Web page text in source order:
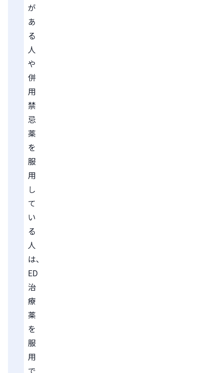
が
あ
る
人
や
併
用
禁
忌
薬
を
服
用
し
て
い
る
人
は、
ED
治
療
薬
を
服
用
で